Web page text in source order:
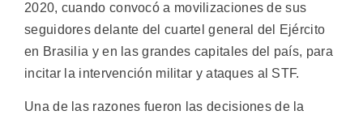
2020, cuando convocó a movilizaciones de sus
seguidores delante del cuartel general del Ejército
en Brasilia y en las grandes capitales del país, para
incitar la intervención militar y ataques al STF.
Una de las razones fueron las decisiones de la